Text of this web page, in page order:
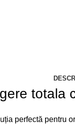
totala
perfectă